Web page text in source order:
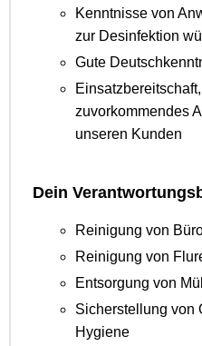
Kenntnisse von
zur Desinfektion
Gute
zuvorkommendes
unseren Kunden
Dein
Reinigung von
Reinigung von
Entsorgung von
Sicherstellung von
Hygiene